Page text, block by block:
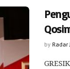
by Radar